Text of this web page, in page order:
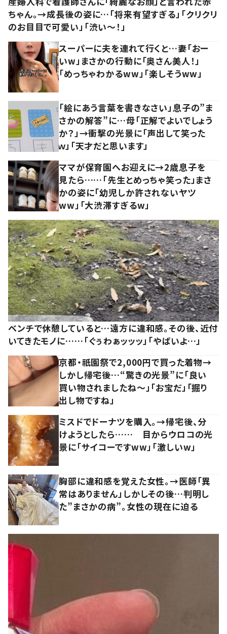
ちゃん。→成長後の姿に…「将来有望すぎる」「クリクリ
のお目目で可愛い」「渋い～！」
スーパーに夫を連れて行くと…妻「おー
いw」まさかの行動に「奥さん美人！」
「めっちゃわかるww」「楽しそうww」
「絵にあう言葉を書きなさい」息子の”ま
さかの解答”に…母「正解でよいでしょう
か？」→衝撃の光景に「声出して笑った
ｗ」「天才だと思います」
ママが保育園へお迎えに→2歳息子を
見たら……「先生とめっちゃ笑った」まさ
かの姿に「幼児しか許されないヤツ
ww」「大渋滞すぎるw」
ベンチで休憩していると…遠方に違和感。その後、近付
いてきたモノに……「ぐぅわぁッッッ」「やばいよ…」
京都・祇園祭で2,000円で買った着物→
しかし帰宅後…“驚きの光景”に「良い
買い物されましたね～」「お宝だ」「掘り
出し物ですね」
ミスドでドーナツを購入。→帰宅後、分
けようとしたら…… 目からウロコの光
景に「サイコーですww」「激しいw」
胸部に違和感を覚えた女性。→医師「異
常はありません」しかしその後…判明し
た”まさかの病”。女性の現在に迫る